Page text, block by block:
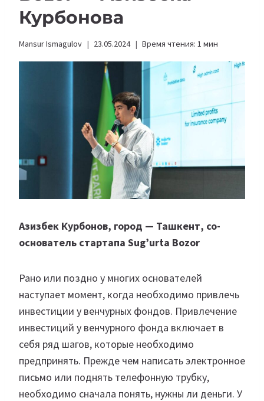
Курбонова
Mansur Ismagulov 23.05.2024 Время чтения: 1 мин
Азизбек Курбонов, город — Ташкент, со-
основатель стартапа Sug’urta Bozor
Рано или поздно у многих основателей
наступает момент, когда необходимо привлечь
инвестиции у венчурных фондов. Привлечение
инвестиций у венчурного фонда включает в
себя ряд шагов, которые необходимо
предпринять. Прежде чем написать электронное
письмо или поднять телефонную трубку,
необходимо сначала понять, нужны ли деньги. У